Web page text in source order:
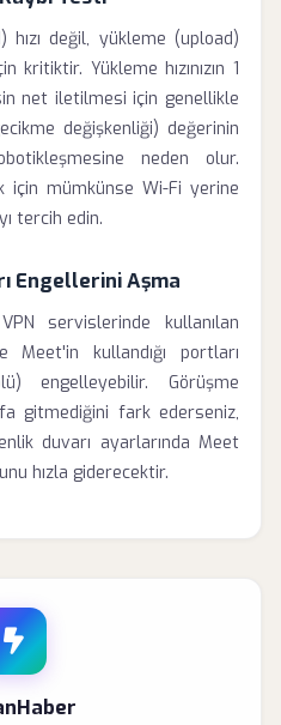
hızı değil, yükleme (upload)
kritiktir. Yükleme hızınızın 1
net iletilmesi için genellikle
değişkenliği) değerinin
neden olur.
için mümkünse Wi-Fi yerine
tercih edin.
Engellerini Aşma
servislerinde kullanılan
Meet'in kullandığı portları
engelleyebilir. Görüşme
gitmediğini fark ederseniz,
duvarı ayarlarında Meet
hızla giderecektir.